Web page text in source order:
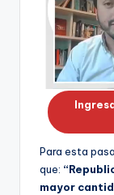
Para esta
que:
mayor